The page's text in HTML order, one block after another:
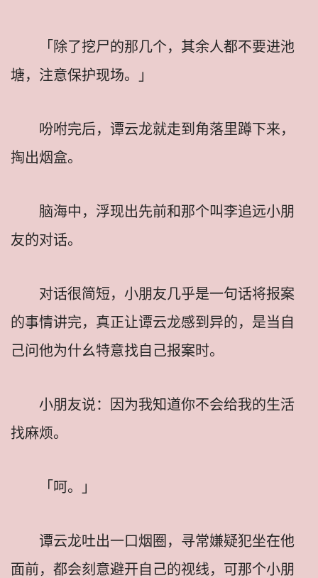
「除了挖尸的那几个，其余人都不要进池
塘，注意保护现场。」
吩咐完后，谭云龙就走到角落里蹲下来，
掏出烟盒。
脑海中，浮现出先前和那个叫李追远小朋
友的对话。
对话很简短，小朋友几乎是一句话将报案
的事情讲完，真正让谭云龙感到异的，是当自
己问他为什幺特意找自己报案时。
小朋友说：因为我知道你不会给我的生活
找麻烦。
「呵。」
谭云龙吐出一口烟圈，寻常嫌疑犯坐在他
面前，都会刻意避开自己的视线，可那个小朋